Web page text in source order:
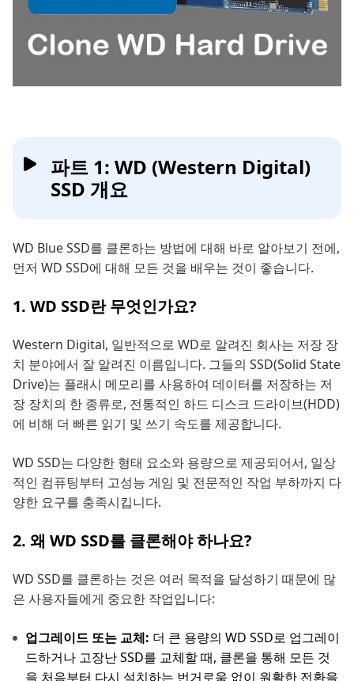
파트 1: WD (Western Digital)
SSD 개요
WD Blue SSD를 클론하는 방법에 대해 바로 알아보기 전에,
먼저 WD SSD에 대해 모든 것을 배우는 것이 좋습니다.
1. WD SSD란 무엇인가요?
Western Digital, 일반적으로 WD로 알려진 회사는 저장 장
치 분야에서 잘 알려진 이름입니다. 그들의 SSD(Solid State
Drive)는 플래시 메모리를 사용하여 데이터를 저장하는 저
장 장치의 한 종류로, 전통적인 하드 디스크 드라이브(HDD)
에 비해 더 빠른 읽기 및 쓰기 속도를 제공합니다.
WD SSD는 다양한 형태 요소와 용량으로 제공되어서, 일상
적인 컴퓨팅부터 고성능 게임 및 전문적인 작업 부하까지 다
양한 요구를 충족시킵니다.
2. 왜 WD SSD를 클론해야 하나요?
WD SSD를 클론하는 것은 여러 목적을 달성하기 때문에 많
은 사용자들에게 중요한 작업입니다:
업그레이드 또는 교체: 더 큰 용량의 WD SSD로 업그레이
드하거나 고장난 SSD를 교체할 때, 클론을 통해 모든 것
을 처음부터 다시 설치하는 번거로움 없이 원활한 전환을